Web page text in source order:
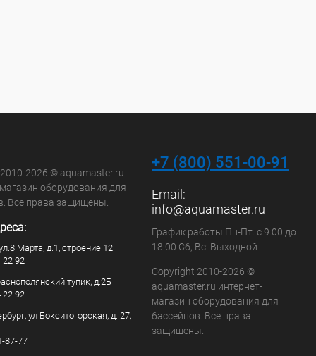
2026 © aquamaster.ru
оборудования для
Все права защищены.
Марта, д.1, строение 12
22 92
тупик, д.2Б
22 92
ул Бокситогорская, д. 27,
87-77
+7 (800) 551-00-91
Email:
info@aquamaster.ru
График работы Пн-Пт: с 9:00 до
18:00 Сб, Вс: Выходной
Copyright 2010-2026 ©
aquamaster.ru интернет-
магазин оборудования для
бассейнов. Все права
защищены.